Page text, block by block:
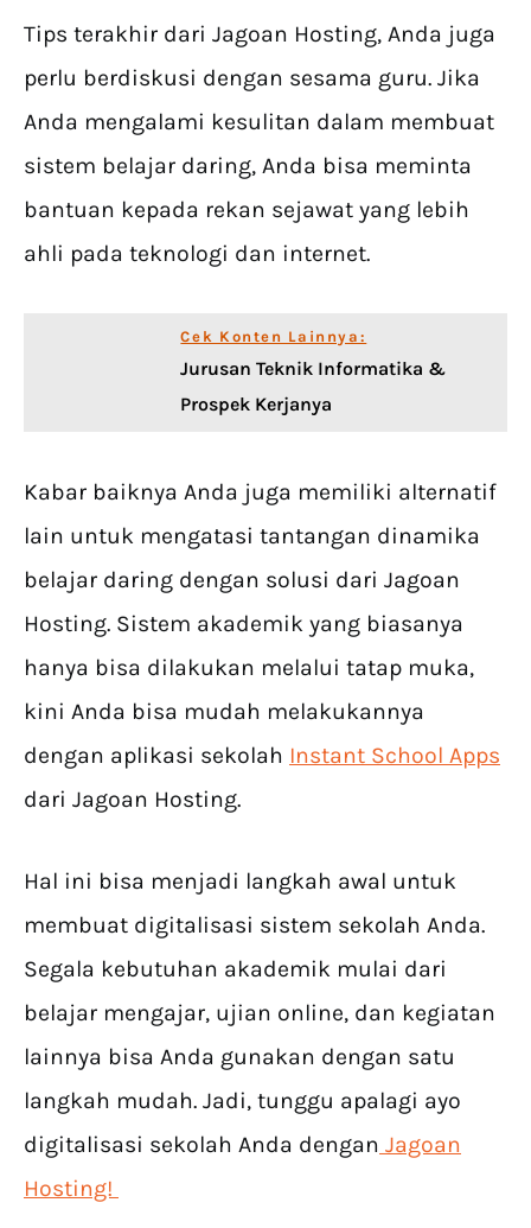
Tips terakhir dari Jagoan Hosting, Anda juga
perlu berdiskusi dengan sesama guru. Jika
Anda mengalami kesulitan dalam membuat
sistem belajar daring, Anda bisa meminta
bantuan kepada rekan sejawat yang lebih
ahli pada teknologi dan internet.
Cek Konten Lainnya:
Jurusan Teknik Informatika &
Prospek Kerjanya
Kabar baiknya Anda juga memiliki alternatif
lain untuk mengatasi tantangan dinamika
belajar daring dengan solusi dari Jagoan
Hosting. Sistem akademik yang biasanya
hanya bisa dilakukan melalui tatap muka,
kini Anda bisa mudah melakukannya
dengan aplikasi sekolah Instant School Apps
dari Jagoan Hosting.
Hal ini bisa menjadi langkah awal untuk
membuat digitalisasi sistem sekolah Anda.
Segala kebutuhan akademik mulai dari
belajar mengajar, ujian online, dan kegiatan
lainnya bisa Anda gunakan dengan satu
langkah mudah. Jadi, tunggu apalagi ayo
digitalisasi sekolah Anda dengan Jagoan
Hosting!